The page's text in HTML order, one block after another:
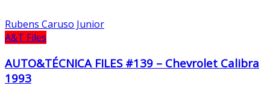
Rubens Caruso Junior
A&T Files
AUTO&TÉCNICA FILES #139 – Chevrolet Calibra
1993